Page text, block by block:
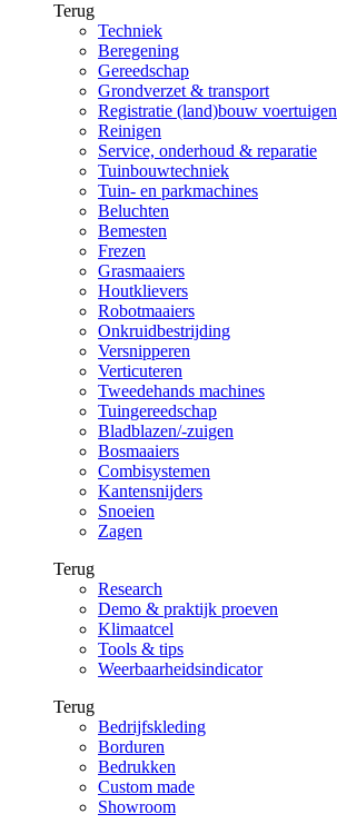
Terug
Techniek
Beregening
Gereedschap
Grondverzet & transport
Registratie (land)bouw voertuigen
Reinigen
Service, onderhoud & reparatie
Tuinbouwtechniek
Tuin- en parkmachines
Beluchten
Bemesten
Frezen
Grasmaaiers
Houtklievers
Robotmaaiers
Onkruidbestrijding
Versnipperen
Verticuteren
Tweedehands machines
Tuingereedschap
Bladblazen/-zuigen
Bosmaaiers
Combisystemen
Kantensnijders
Snoeien
Zagen
Terug
Research
Demo & praktijk proeven
Klimaatcel
Tools & tips
Weerbaarheidsindicator
Terug
Bedrijfskleding
Borduren
Bedrukken
Custom made
Showroom